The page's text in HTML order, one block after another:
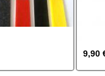
9,90